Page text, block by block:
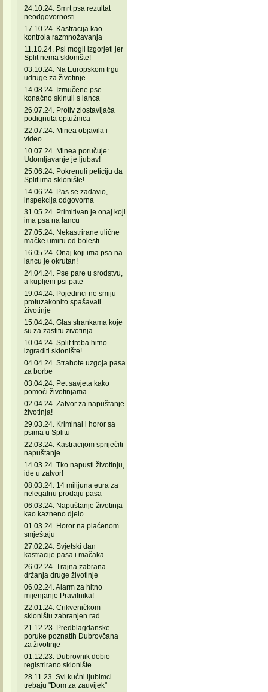
24.10.24. Smrt psa rezultat
neodgovornosti
17.10.24. Kastracija kao
kontrola razmnožavanja
11.10.24. Psi mogli izgorjeti jer
Split nema sklonište!
03.10.24. Na Europskom trgu
udruge za životinje
14.08.24. Izmučene pse
konačno skinuli s lanca
26.07.24. Protiv zlostavljača
podignuta optužnica
22.07.24. Minea objavila i
video
10.07.24. Minea poručuje:
Udomljavanje je ljubav!
25.06.24. Pokrenuli peticiju da
Split ima sklonište!
14.06.24. Pas se zadavio,
inspekcija odgovorna
31.05.24. Primitivan je onaj koji
ima psa na lancu
27.05.24. Nekastrirane ulične
mačke umiru od bolesti
16.05.24. Onaj koji ima psa na
lancu je okrutan!
24.04.24. Pse pare u srodstvu,
a kupljeni psi pate
19.04.24. Pojedinci ne smiju
protuzakonito spašavati
životinje
15.04.24. Glas strankama koje
su za zastitu zivotinja
10.04.24. Split treba hitno
izgraditi sklonište!
04.04.24. Strahote uzgoja pasa
za borbe
03.04.24. Pet savjeta kako
pomoći životinjama
02.04.24. Zatvor za napuštanje
životinja!
29.03.24. Kriminal i horor sa
psima u Splitu
22.03.24. Kastracijom spriječiti
napuštanje
14.03.24. Tko napusti životinju,
ide u zatvor!
08.03.24. 14 milijuna eura za
nelegalnu prodaju pasa
06.03.24. Napuštanje životinja
kao kazneno djelo
01.03.24. Horor na plaćenom
smještaju
27.02.24. Svjetski dan
kastracije pasa i mačaka
26.02.24. Trajna zabrana
držanja druge životinje
06.02.24. Alarm za hitno
mijenjanje Pravilnika!
22.01.24. Crikveničkom
skloništu zabranjen rad
21.12.23. Predblagdanske
poruke poznatih Dubrovčana
za životinje
01.12.23. Dubrovnik dobio
registrirano sklonište
28.11.23. Svi kućni ljubimci
trebaju "Dom za zauvijek"